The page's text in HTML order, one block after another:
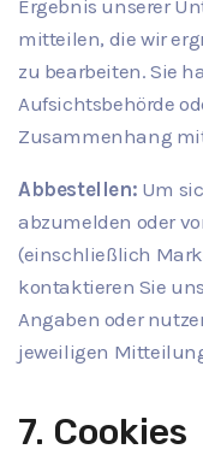
Ergebnis unserer
mitteilen, die wir
zu bearbeiten. Sie
Aufsichtsbehörde
Zusammenhang
Abbestellen: Um
abzumelden oder
(einschließlich
kontaktieren Sie
Angaben oder
jeweiligen
7. Cookies